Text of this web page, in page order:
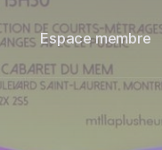
Espace membre